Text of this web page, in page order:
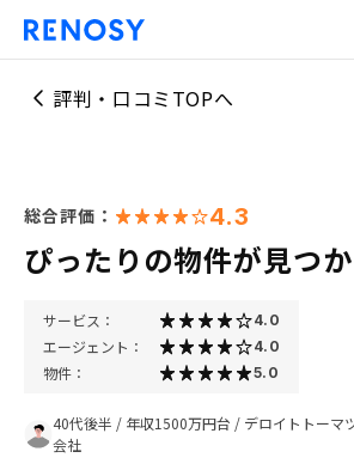
評判・口コミTOPへ
総合評価： 4.3
ぴったりの物件が見つ
サービス： 4.0
エージェント： 4.0
物件： 5.0
40代後半 / 年収1500万円台 / デロイトトーマ
会社